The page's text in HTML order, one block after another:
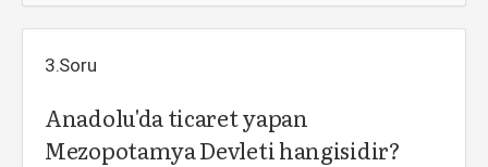
3.Soru
Anadolu'da ticaret yapan
Mezopotamya Devleti hangisidir?